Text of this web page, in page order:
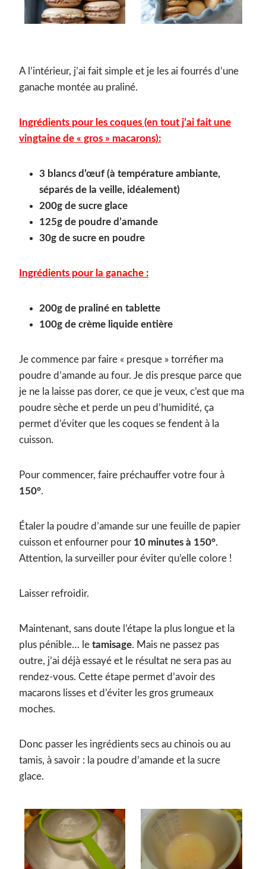
A l’intérieur, j’ai fait simple et je les ai fourrés d’une
ganache montée au praliné.
Ingrédients pour les coques (en tout j’ai fait une
vingtaine de « gros » macarons):
3 blancs d’œuf (à température ambiante,
séparés de la veille, idéalement)
200g de sucre glace
125g de poudre d’amande
30g de sucre en poudre
Ingrédients pour la ganache :
200g de praliné en tablette
100g de crème liquide entière
Je commence par faire « presque » torréfier ma
poudre d’amande au four. Je dis presque parce que
je ne la laisse pas dorer, ce que je veux, c’est que ma
poudre sèche et perde un peu d’humidité, ça
permet d’éviter que les coques se fendent à la
cuisson.
Pour commencer, faire préchauffer votre four à
150°.
Étaler la poudre d’amande sur une feuille de papier
cuisson et enfourner pour 10 minutes à 150°.
Attention, la surveiller pour éviter qu’elle colore !
Laisser refroidir.
Maintenant, sans doute l’étape la plus longue et la
plus pénible… le tamisage. Mais ne passez pas
outre, j’ai déjà essayé et le résultat ne sera pas au
rendez-vous. Cette étape permet d’avoir des
macarons lisses et d’éviter les gros grumeaux
moches.
Donc passer les ingrédients secs au chinois ou au
tamis, à savoir : la poudre d’amande et la sucre
glace.